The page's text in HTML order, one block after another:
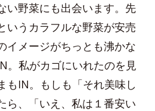
い野菜にも出会います。先
いうカラフルな野菜が安売
イメージがちっとも沸かな
。私がカゴにいれたのを見
もIN。もしも「それ美味し
ら、「いえ、私は１番安い